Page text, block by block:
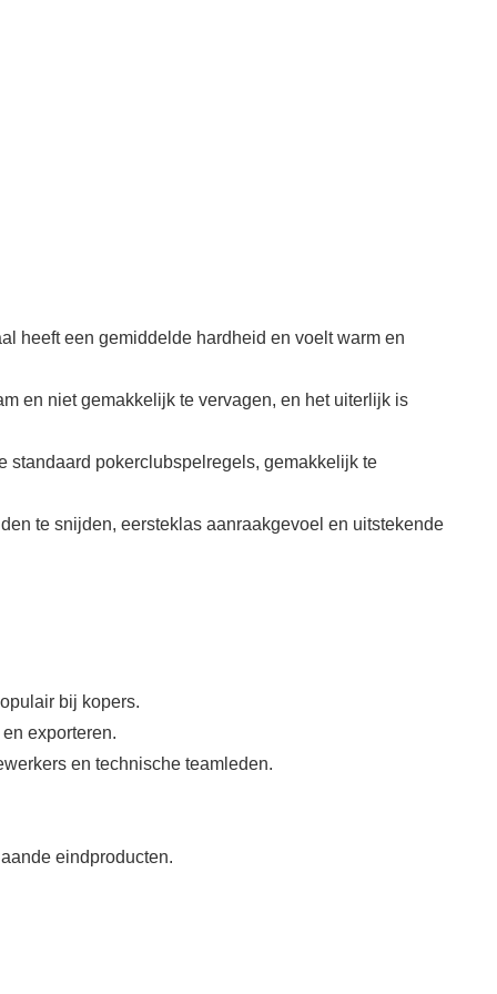
heeft een gemiddelde hardheid en voelt warm en
en niet gemakkelijk te vervagen, en het uiterlijk is
standaard pokerclubspelregels, gemakkelijk te
te snijden, eersteklas aanraakgevoel en uitstekende
bij kopers.
exporteren.
en technische teamleden.
eindproducten.